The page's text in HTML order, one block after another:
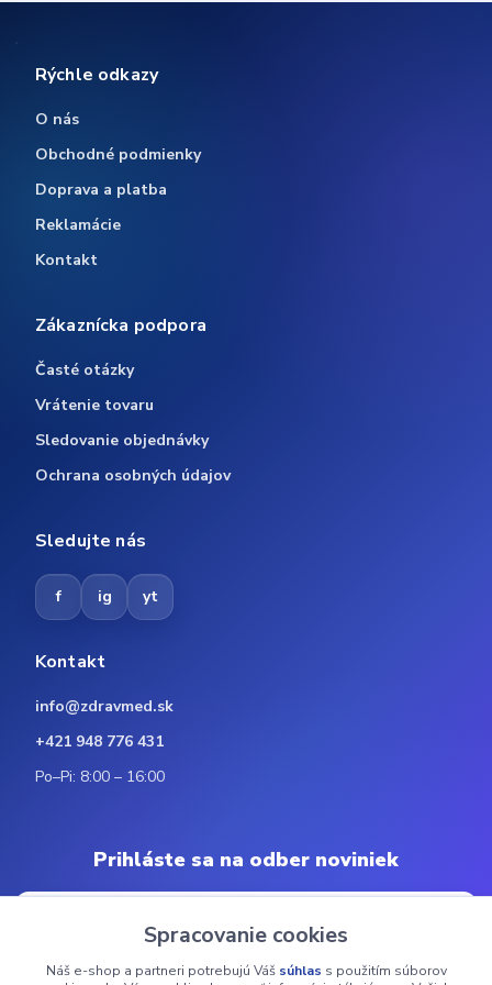
Rýchle odkazy
O nás
Obchodné podmienky
Doprava a platba
Reklamácie
Kontakt
Zákaznícka podpora
Časté otázky
Vrátenie tovaru
Sledovanie objednávky
Ochrana osobných údajov
Sledujte nás
f ig yt
Kontakt
info@zdravmed.sk
+421 948 776 431
Po–Pi: 8:00 – 16:00
Prihláste sa na odber noviniek
Odoberať
Spracovanie cookies
Náš e-shop a partneri potrebujú Váš súhlas s použitím súborov